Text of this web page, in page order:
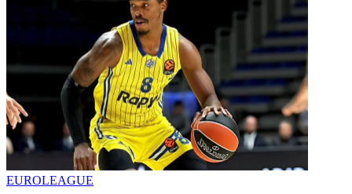
EUROLEAGUE